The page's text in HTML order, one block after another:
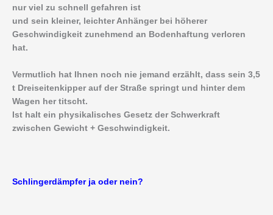
nur viel zu schnell gefahren ist
und sein kleiner, leichter Anhänger bei höherer
Geschwindigkeit zunehmend an Bodenhaftung verloren
hat.
Vermutlich hat Ihnen noch nie jemand erzählt, dass sein 3,5
t Dreiseitenkipper auf der Straße springt und hinter dem
Wagen her titscht.
Ist halt ein physikalisches Gesetz der Schwerkraft
zwischen Gewicht + Geschwindigkeit.
Schlingerdämpfer ja oder nein?